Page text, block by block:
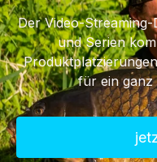
Der Video-
und Serien
für ein ganz